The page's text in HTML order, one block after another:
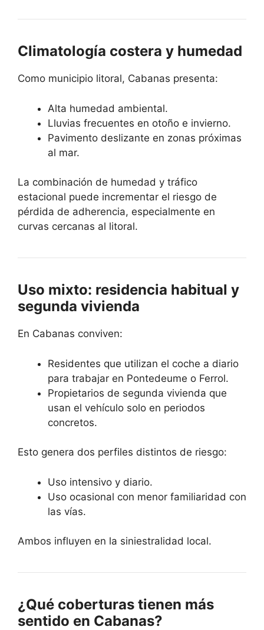
Climatología costera y humedad
Como municipio litoral, Cabanas presenta:
Alta humedad ambiental.
Lluvias frecuentes en otoño e invierno.
Pavimento deslizante en zonas próximas
al mar.
La combinación de humedad y tráfico
estacional puede incrementar el riesgo de
pérdida de adherencia, especialmente en
curvas cercanas al litoral.
Uso mixto: residencia habitual y
segunda vivienda
En Cabanas conviven:
Residentes que utilizan el coche a diario
para trabajar en Pontedeume o Ferrol.
Propietarios de segunda vivienda que
usan el vehículo solo en periodos
concretos.
Esto genera dos perfiles distintos de riesgo:
Uso intensivo y diario.
Uso ocasional con menor familiaridad con
las vías.
Ambos influyen en la siniestralidad local.
¿Qué coberturas tienen más
sentido en Cabanas?